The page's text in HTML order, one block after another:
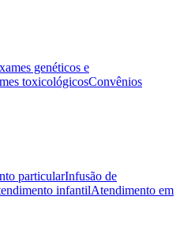
genéticos e
toxicológicosConvênios
particularInfusão de
infantilAtendimento em